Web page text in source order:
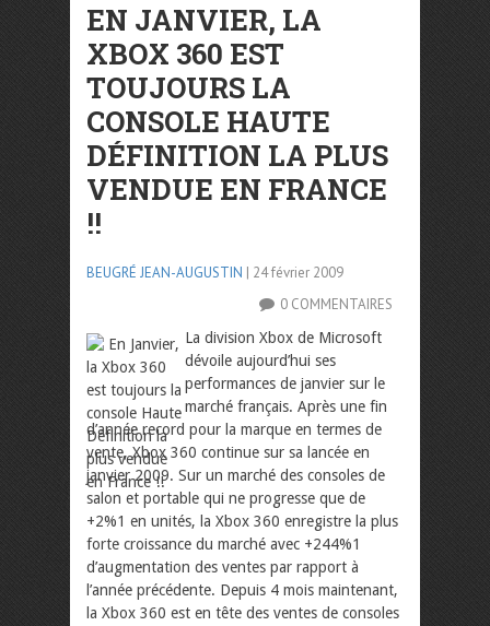
EN JANVIER, LA
XBOX 360 EST
TOUJOURS LA
CONSOLE HAUTE
DÉFINITION LA PLUS
VENDUE EN FRANCE
!!
BEUGRÉ JEAN-AUGUSTIN | 24 février 2009
0 COMMENTAIRES
La division Xbox de Microsoft
dévoile aujourd’hui ses
performances de janvier sur le
marché français. Après une fin
d’année record pour la marque en termes de
vente, Xbox 360 continue sur sa lancée en
janvier 2009. Sur un marché des consoles de
salon et portable qui ne progresse que de
+2%1 en unités, la Xbox 360 enregistre la plus
forte croissance du marché avec +244%1
d’augmentation des ventes par rapport à
l’année précédente. Depuis 4 mois maintenant,
la Xbox 360 est en tête des ventes de consoles